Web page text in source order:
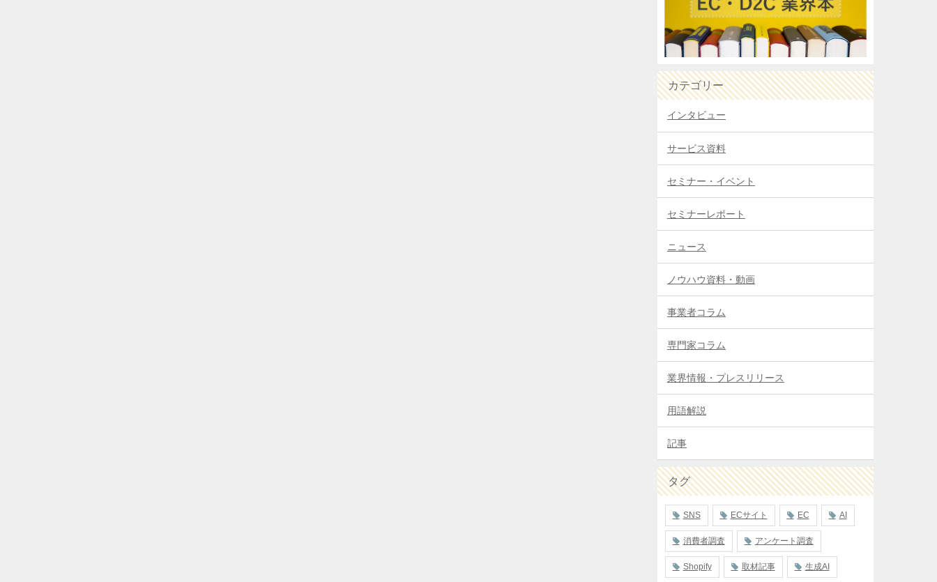
カテゴリー
インタビュー
サービス資料
セミナー・イベント
セミナーレポート
ニュース
ノウハウ資料・動画
事業者コラム
専門家コラム
業界情報・プレスリリース
用語解説
記事
タグ
SNS ECサイト EC AI
消費者調査 アンケート調査
Shopify 取材記事 生成AI